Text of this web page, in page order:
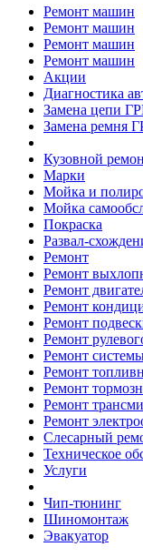
Ремонт машин
Ремонт машин
Ремонт машин
Ремонт машин
Акции
Диагностика
Замена цепи
Замена ремня
Кузовной
Марки
Мойка и
Мойка
Покраска
Развал-
Ремонт
Ремонт
Ремонт
Ремонт
Ремонт
Ремонт
Ремонт
Ремонт
Ремонт
Ремонт
Ремонт
Слесарный
Техническое
Услуги
Чип-тюнинг
Шиномонтаж
Эвакуатор